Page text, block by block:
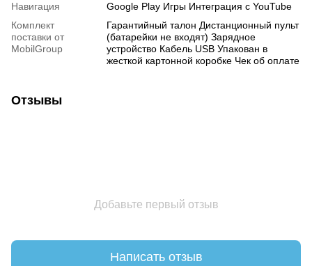
Навигация
Google Play Игры Интеграция с YouTube
Комплект
поставки от
MobilGroup
Гарантийный талон Дистанционный пульт
(батарейки не входят) Зарядное
устройство Кабель USB Упакован в
жесткой картонной коробке Чек об оплате
Отзывы
Добавьте первый отзыв
Написать отзыв